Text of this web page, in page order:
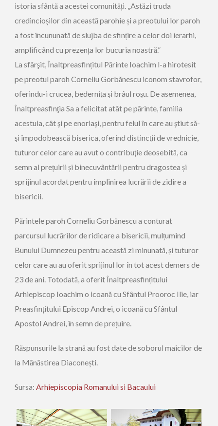
istoria sfântă a acestei comunități. „Astăzi truda
credincioșilor din această parohie și a preotului lor paroh
a fost încununată de slujba de sfințire a celor doi ierarhi,
amplificând cu prezența lor bucuria noastră.”
La sfârşit, Înaltpreasfințitul Părinte Ioachim l-a hirotesit
pe preotul paroh Corneliu Gorbănescu iconom stavrofor,
oferindu-i crucea, bederniţa şi brâul roşu. De asemenea,
Înaltpreasfinţia Sa a felicitat atât pe părinte, familia
acestuia, cât şi pe enoriaşi, pentru felul în care au ştiut să-
şi împodobească biserica, oferind distincţii de vrednicie,
tuturor celor care au avut o contribuţie deosebită, ca
semn al prețuirii și binecuvântării pentru dragostea și
sprijinul acordat pentru împlinirea lucrării de zidire a
bisericii.
Părintele paroh Corneliu Gorbănescu a conturat
parcursul lucrărilor de ridicare a bisericii, mulțumind
Bunului Dumnezeu pentru această zi minunată, și tuturor
celor care au au oferit sprijinul lor în tot acest demers de
23 de ani. Totodată, a oferit Înaltpreasfințitului
Arhiepiscop Ioachim o icoană cu Sfântul Prooroc Ilie, iar
Preasfințitului Episcop Andrei, o icoană cu Sfântul
Apostol Andrei, în semn de prețuire.
Răspunsurile la strană au fost date de soborul maicilor de
la Mănăstirea Diaconești.
Sursa: Arhiepiscopia Romanului si Bacaului